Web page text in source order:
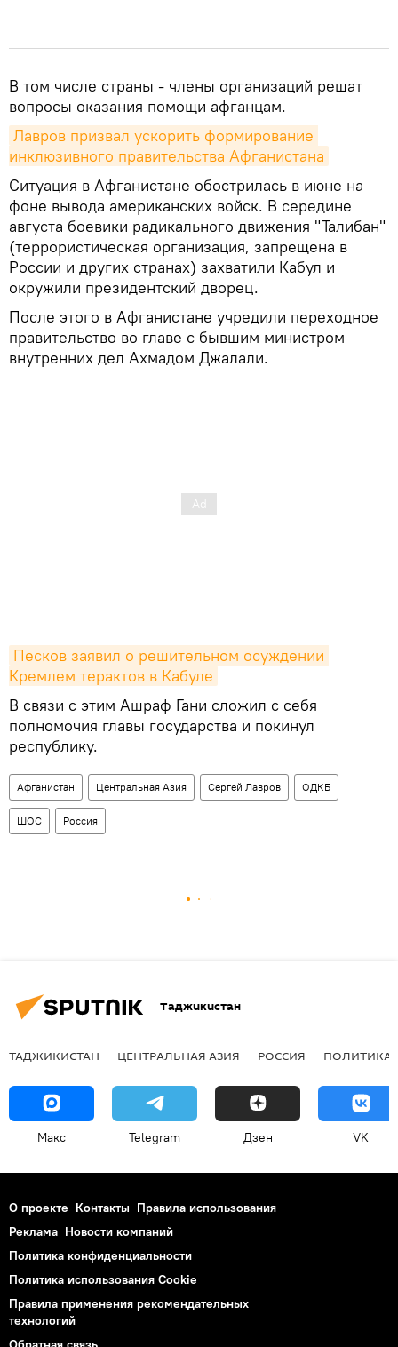
В том числе страны - члены организаций решат
вопросы оказания помощи афганцам.
Лавров призвал ускорить формирование
инклюзивного правительства Афганистана
Ситуация в Афганистане обострилась в июне на
фоне вывода американских войск. В середине
августа боевики радикального движения "Талибан"
(террористическая организация, запрещена в
России и других странах) захватили Кабул и
окружили президентский дворец.
После этого в Афганистане учредили переходное
правительство во главе с бывшим министром
внутренних дел Ахмадом Джалали.
Песков заявил о решительном осуждении
Кремлем терактов в Кабуле
В связи с этим Ашраф Гани сложил с себя
полномочия главы государства и покинул
республику.
Афганистан Центральная Азия Сергей Лавров ОДКБ
ШОС Россия
Таджикистан
ТАДЖИКИСТАН ЦЕНТРАЛЬНАЯ АЗИЯ РОССИЯ ПОЛИТИКА
Макс Telegram Дзен VK
О проекте Контакты Правила использования
Реклама Новости компаний
Политика конфиденциальности
Политика использования Cookie
Правила применения рекомендательных
технологий